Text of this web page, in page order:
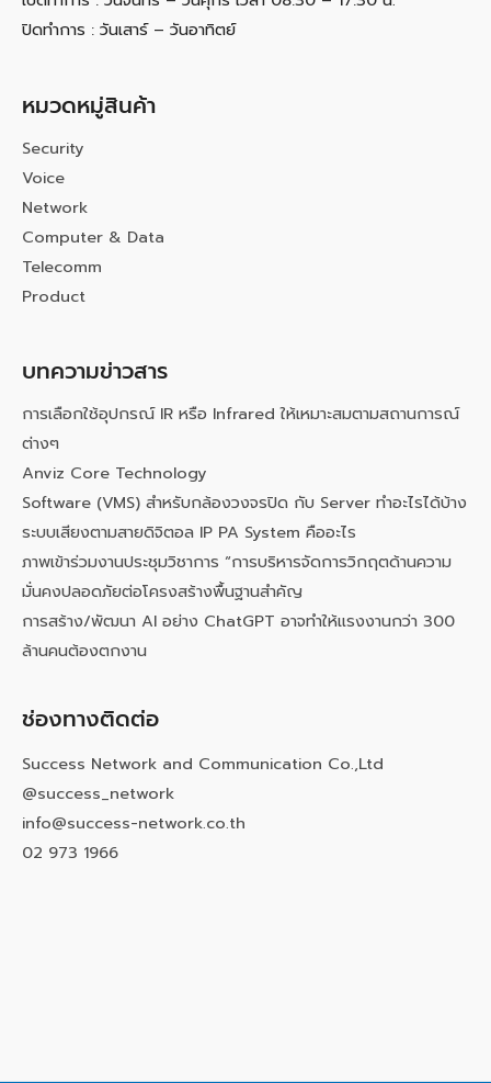
ปิดทำการ : วันเสาร์ – วันอาทิตย์
หมวดหมู่สินค้า
Security
Voice
Network
Computer & Data
Telecomm
Product
บทความข่าวสาร
การเลือกใช้อุปกรณ์ IR หรือ Infrared ให้เหมาะสมตามสถานการณ์
ต่างๆ
Anviz Core Technology
Software (VMS) สำหรับกล้องวงจรปิด กับ Server ทำอะไรได้บ้าง
ระบบเสียงตามสายดิจิตอล IP PA System คืออะไร
ภาพเข้าร่วมงานประชุมวิชาการ “การบริหารจัดการวิกฤตด้านความ
มั่นคงปลอดภัยต่อโครงสร้างพื้นฐานสำคัญ
การสร้าง/พัฒนา AI อย่าง ChatGPT อาจทำให้แรงงานกว่า 300
ล้านคนต้องตกงาน
ช่องทางติดต่อ
Success Network and Communication Co.,Ltd
@success_network
info@success-network.co.th
02 973 1966